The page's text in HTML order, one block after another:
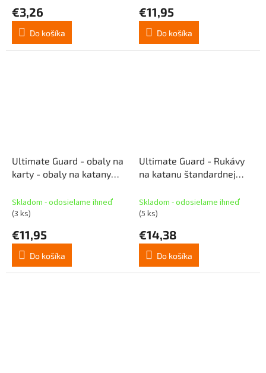
€3,26
Do košíka
€11,95
Do košíka
Ultimate Guard - obaly na
karty - obaly na katany
ks) - Summer Cloud
Skladom - odosielame ihneď
(3 ks)
€11,95
Do košíka
Ultimate Guard - Rukávy
na katanu štandardnej
Sun
Skladom - odosielame ihneď
(5 ks)
€14,38
Do košíka